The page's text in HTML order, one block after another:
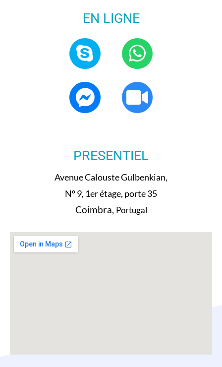
EN LIGNE
PRESENTIEL
Avenue Calouste Gulbenkian,
Nº 9, 1er étage, porte 35
Coimbra, Portugal